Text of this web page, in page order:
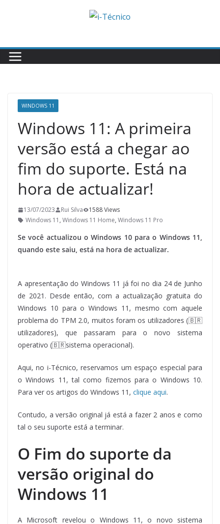
WINDOWS 11
Windows 11: A primeira
versão está a chegar ao
fim do suporte. Está na
hora de actualizar!
13/07/2023 Rui Silva
1588 Views
Windows 11 , Windows 11 Home, Windows 11 Pro
Se você actualizou o Windows 10 para o Windows 11,
quando este saiu, está na hora de actualizar.
A apresentação do Windows 11 já foi no dia 24 de Junho
de 2021. Desde então, com a actualização gratuita do
Windows 10 para o Windows 11, mesmo com aquele
problema do TPM 2.0, muitos foram os utilizadores (🇧🇷
utilizadores), que passaram para o novo sistema
operativo (🇧🇷sistema operacional).
Aqui, no i-Técnico, reservamos um espaço especial para
o Windows 11, tal como fizemos para o Windows 10.
Para ver os artigos do Windows 11, clique aqui.
Contudo, a versão original já está a fazer 2 anos e como
tal o seu suporte está a terminar.
O Fim do suporte da
versão original do
Windows 11
A Microsoft revelou o Windows 11, o novo sistema